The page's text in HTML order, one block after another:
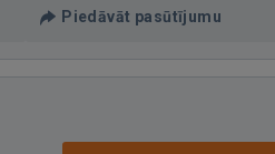
Piedāvāt pasūtījumu